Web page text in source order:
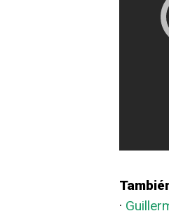
·